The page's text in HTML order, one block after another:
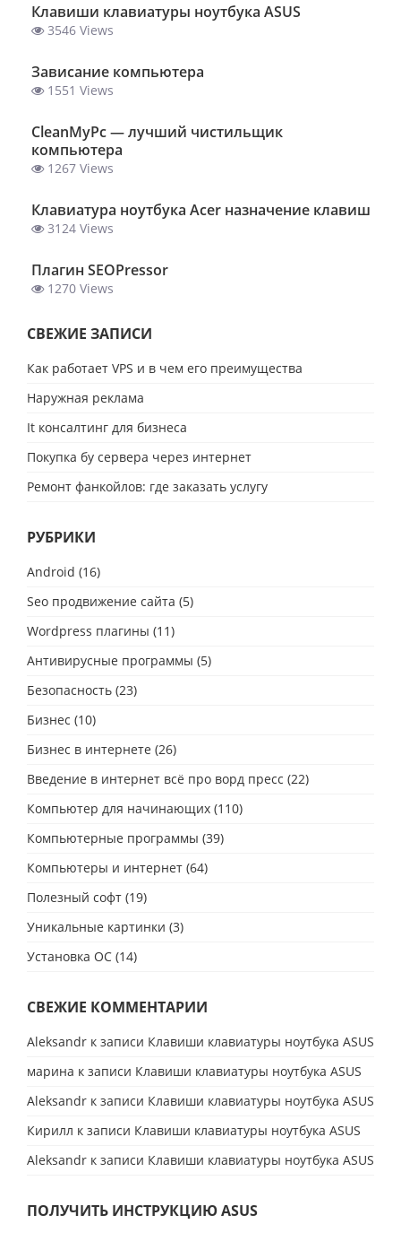
Клавиши клавиатуры ноутбука ASUS
3546 Views
Зависание компьютера
1551 Views
ClеanMyPc — лучший чистильщик
компьютера
1267 Views
Клавиатура ноутбука Acer назначение клавиш
3124 Views
Плагин SEOPressor
1270 Views
СВЕЖИЕ ЗАПИСИ
Как работает VPS и в чем его преимущества
Наружная реклама
It консалтинг для бизнеса
Покупка бу сервера через интернет
Ремонт фанкойлов: где заказать услугу
РУБРИКИ
Android (16)
Seo продвижение сайта (5)
Wordpress плагины (11)
Антивирусные программы (5)
Безопасность (23)
Бизнес (10)
Бизнес в интернете (26)
Введение в интернет всё про ворд пресс (22)
Компьютер для начинающих (110)
Компьютерные программы (39)
Компьютеры и интернет (64)
Полезный софт (19)
Уникальные картинки (3)
Установка ОС (14)
СВЕЖИЕ КОММЕНТАРИИ
Aleksandr к записи Клавиши клавиатуры ноутбука ASUS
марина к записи Клавиши клавиатуры ноутбука ASUS
Aleksandr к записи Клавиши клавиатуры ноутбука ASUS
Кирилл к записи Клавиши клавиатуры ноутбука ASUS
Aleksandr к записи Клавиши клавиатуры ноутбука ASUS
ПОЛУЧИТЬ ИНСТРУКЦИЮ ASUS